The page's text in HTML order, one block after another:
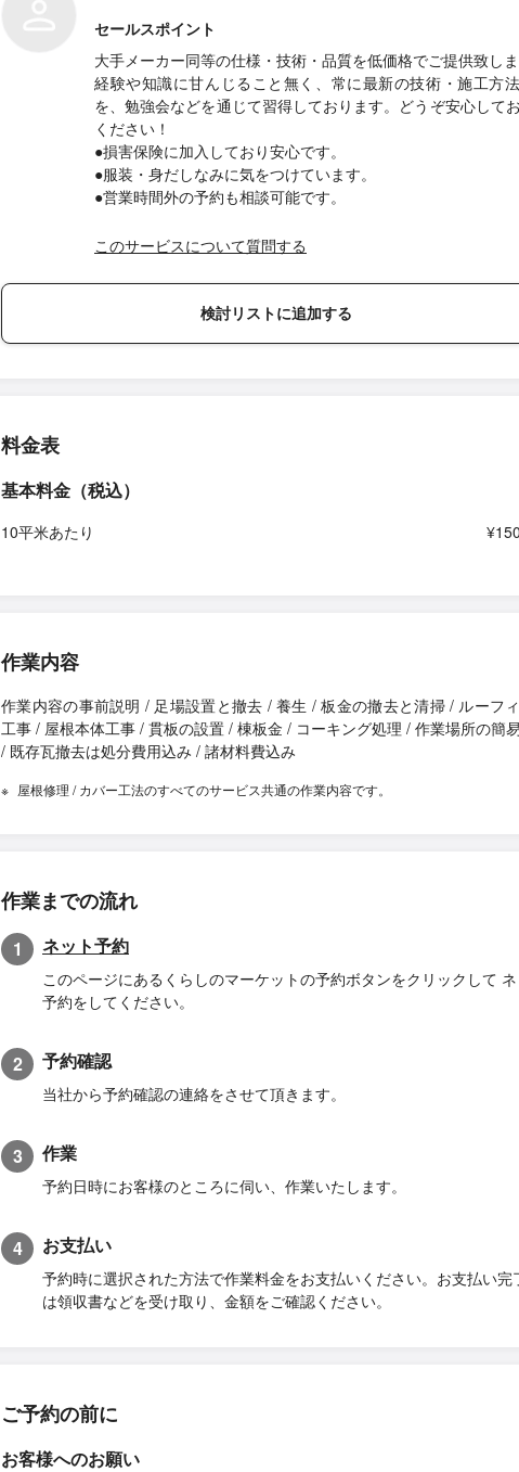
セールスポイント
大手メーカー同等の仕様・技術・品質を低価格でご提供致し
経験や知識に甘んじること無く、常に最新の技術・施工方
を、勉強会などを通じて習得しております。どうぞ安心して
ください！
●損害保険に加入しており安心です。
●服装・身だしなみに気をつけています。
●営業時間外の予約も相談可能です。
このサービスについて質問する
検討リストに追加する
料金表
基本料金（税込）
10平米あたり
作業内容
作業内容の事前説明 / 足場設置と撤去 / 養生 / 板金の撤去と清掃 / ルーフ
工事 / 屋根本体工事 / 貫板の設置 / 棟板金 / コーキング処理 / 作業場所の簡
/ 既存瓦撤去は処分費用込み / 諸材料費込み
屋根修理 / カバー工法のすべてのサービス共通の作業内容です。
作業までの流れ
1 ネット予約
このページにあるくらしのマーケットの予約ボタンをクリックして
予約をしてください。
2 予約確認
当社から予約確認の連絡をさせて頂きます。
3 作業
予約日時にお客様のところに伺い、作業いたします。
4 お支払い
予約時に選択された方法で作業料金をお支払いください。お支払い完
は領収書などを受け取り、金額をご確認ください。
ご予約の前に
お客様へのお願い